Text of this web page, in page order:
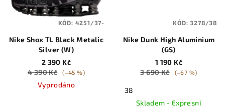
Nike Shox TL Black Metalic
Silver (W)
2 390 Kč
4 390 Kč
(–45 %)
Vyprodáno
KÓD: 4251/37-
Nike Dunk High Aluminium
(GS)
1 190 Kč
3 690 Kč
(–67 %)
38
Skladem - Expresní
KÓD:3278/38